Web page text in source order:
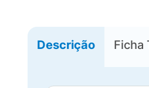
Descrição Ficha